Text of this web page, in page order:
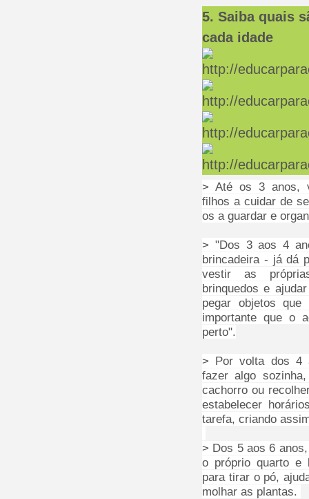
5. Saiba quais
cada idade
> Até os 3 anos,
filhos a cuidar de
os a guardar e
> "Dos 3 aos 4
brincadeira - já dá
vestir as
brinquedos e
pegar objetos
importante que o
perto".
> Por volta dos 4
fazer algo
cachorro ou
estabelecer
tarefa, criando
> Dos 5 aos 6
o próprio quarto e
para tirar o pó,
molhar as plantas.